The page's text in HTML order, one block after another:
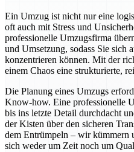
Ein Umzug ist nicht nur eine
oft auch mit Stress und
professionelle Umzugsfirma
und Umsetzung, sodass Sie sich
konzentrieren können. Mit der
einem Chaos eine strukturierte,
Die Planung eines Umzugs
Know-how. Eine professionelle
bis ins letzte Detail durchdacht
der Kisten über den sicheren
dem Entrümpeln – wir kümmern
sich weder um Zeit noch um